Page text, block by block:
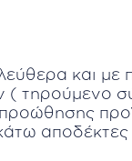
και
τηρούμενο
αποδέκτες